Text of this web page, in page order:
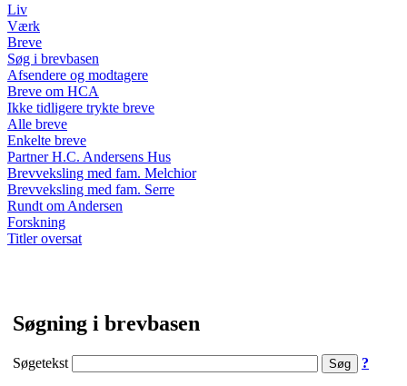
Liv
Værk
Breve
Søg i brevbasen
Afsendere og modtagere
Breve om HCA
Ikke tidligere trykte breve
Alle breve
Enkelte breve
Partner H.C. Andersens Hus
Brevveksling med fam. Melchior
Brevveksling med fam. Serre
Rundt om Andersen
Forskning
Titler oversat
Søgning i brevbasen
Søgetekst ?